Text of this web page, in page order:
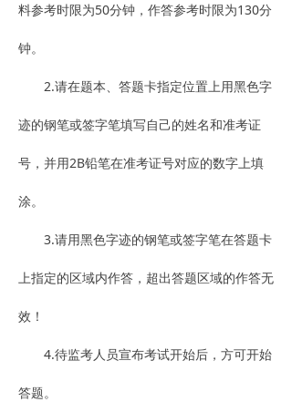
料参考时限为50分钟，作答参考时限为130分
钟。
2.请在题本、答题卡指定位置上用黑色字
迹的钢笔或签字笔填写自己的姓名和准考证
号，并用2B铅笔在准考证号对应的数字上填
涂。
3.请用黑色字迹的钢笔或签字笔在答题卡
上指定的区域内作答，超出答题区域的作答无
效！
4.待监考人员宣布考试开始后，方可开始
答题。